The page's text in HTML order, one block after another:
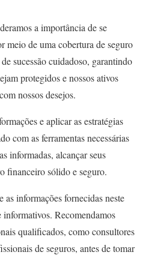
a importância de se
meio de uma cobertura de seguro
sucessão cuidadoso, garantindo
protegidos e nossos ativos
nossos desejos.
e aplicar as estratégias
com as ferramentas necessárias
informadas, alcançar seus
financeiro sólido e seguro.
as informações fornecidas neste
Recomendamos
qualificados, como consultores
de seguros, antes de tomar